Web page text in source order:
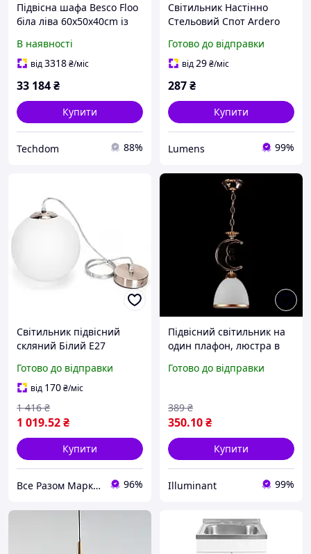
Підвісна шафа Besco Floo
біла ліва 60x50x40cm із
стільниці (SUF654BZL)
В наявності
від3318₴/міс
33 184₴
Купити
Techdom 88%
Світильник Настінно
Стельовий Спот Ardero
золото GU10 Накладний
Поворотний
Готово до відправки
від29₴/міс
287₴
Купити
Lumens 99%
Світильник підвісний
скляний Білий E27
Готово до відправки
від 170₴/міс
1 019.52₴
1 416 ₴
Купити
Все Разом Маркет 96%
Підвісний світильник на
один плафон, люстра в
Готово до відправки
350.10₴
389 ₴
Купити
Illuminant 99%